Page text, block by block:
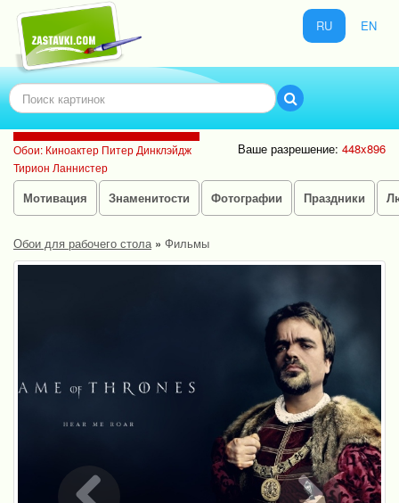
RU EN
Обои: Киноактер Питер Динклэйдж
Тирион Ланнистер
Ваше разрешение: 448x896
Мотивация Знаменитости Фотографии Праздники
Обои для рабочего стола» Фильмы